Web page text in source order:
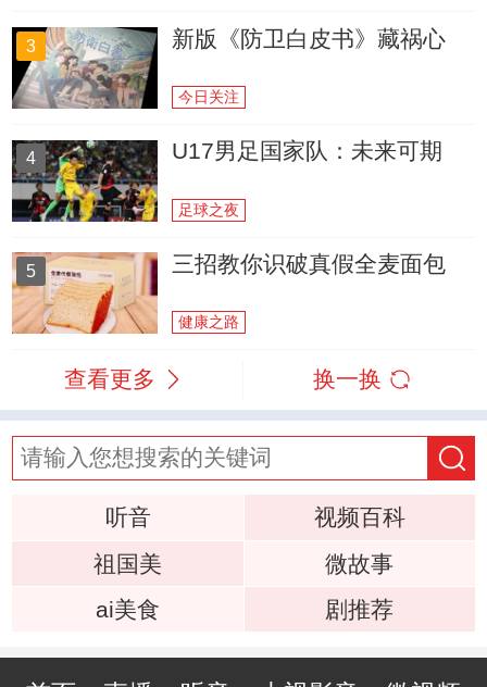
3 新版《防卫白皮书》藏祸心
今日关注
4 U17男足国家队：未来可期
足球之夜
5 三招教你识破真假全麦面包
健康之路
查看更多 换一换
听音
视频百科
祖国美
微故事
ai美食
剧推荐